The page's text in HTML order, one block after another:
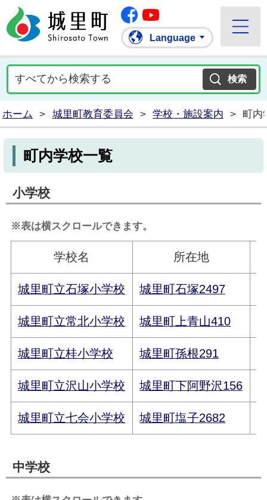
城里町ホームページ
Facebook
Language
ホーム > 城里町教育委員会 > 学校・施設案内 > 町内
町内学校一覧
小学校
※表は横スクロールできます。
学校名 所在地
城里町立石塚小学校 城里町石塚2497
城里町立常北小学校 城里町上青山410
城里町立桂小学校 城里町孫根291
城里町立沢山小学校 城里町下阿野沢156
城里町立七会小学校 城里町塩子2682
中学校